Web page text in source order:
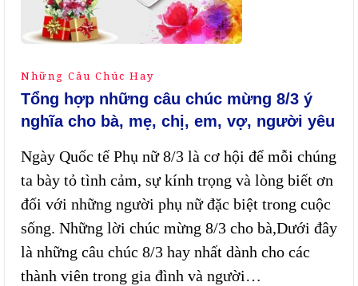
Những Câu Chúc Hay
Tổng hợp những câu chúc mừng 8/3 ý
nghĩa cho bà, mẹ, chị, em, vợ, người yêu
Ngày Quốc tế Phụ nữ 8/3 là cơ hội để mỗi chúng
ta bày tỏ tình cảm, sự kính trọng và lòng biết ơn
đối với những người phụ nữ đặc biệt trong cuộc
sống. Những lời chúc mừng 8/3 cho bà,Dưới đây
là những câu chúc 8/3 hay nhất dành cho các
thành viên trong gia đình và người…